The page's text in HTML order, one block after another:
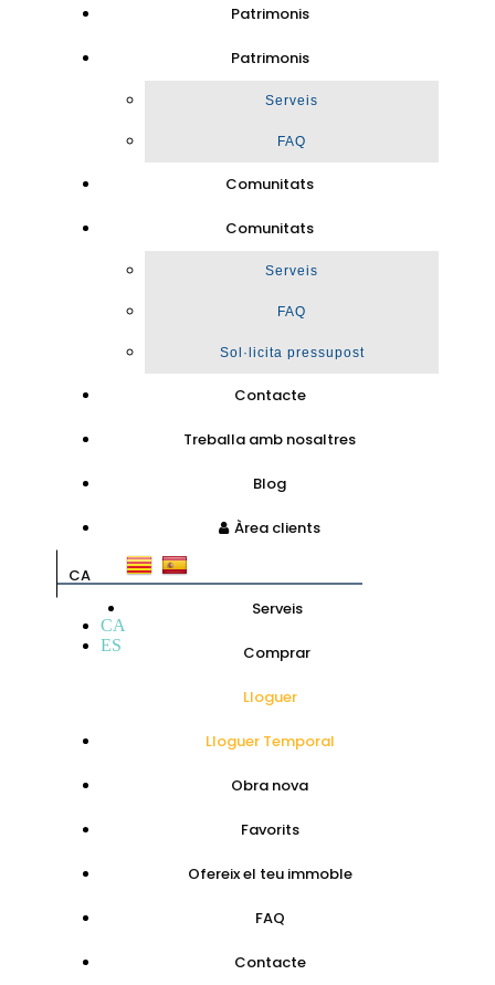
Patrimonis
Patrimonis
Serveis
FAQ
Comunitats
Comunitats
Serveis
FAQ
Sol·licita pressupost
Contacte
Treballa amb nosaltres
Blog
Àrea clients
CA
CA
ES
Serveis
Comprar
Lloguer
Lloguer Temporal
Obra nova
Favorits
Ofereix el teu immoble
FAQ
Contacte